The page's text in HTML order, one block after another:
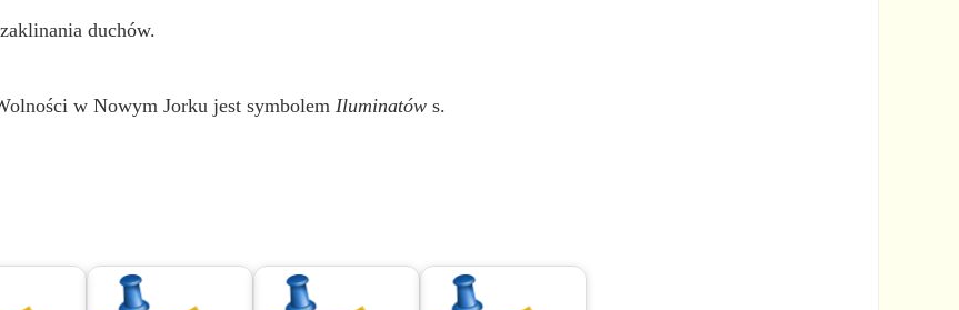
duchów.
w Nowym Jorku jest symbolem Iluminatóws.